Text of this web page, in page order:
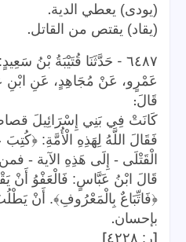
(يودى) يعطي الدية.
(يقاد) يقتص من القاتل.
٦٤٨٧ - حَدَّثَنَا قُتَيْبَةُ بْنُ
عَمْرٍو، عَنْ مُجَاهِدٍ، عَنِ ابْنِ
قَالَ:
كَانَتْ فِي بَنِي إِسْرَائِيلَ
فَقَالَ اللَّهُ لِهَذِهِ الْأُمَّةِ:
الْقَتْلَى - إِلَى هَذِهِ الآية -
قَالَ ابْنُ عَبَّاسٍ: فَالْعَفْوُ أَنْ
﴿فَاتِّبَاعٌ بِالْمَعْرُوفِ﴾. أَنْ
بإحسان.
[ر: ٤٢٢٨ ]